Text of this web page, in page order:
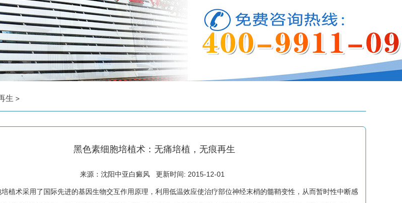
生 >
黑色素细胞培植术：无痛培植，无痕再生
来源：沈阳中亚白癜风 更新时间: 2015-12-01
植术采用了国际先进的基因生物交互作用原理，利用低温效应使治疗部位神经末梢的髓鞘变性，从而暂时性中断感